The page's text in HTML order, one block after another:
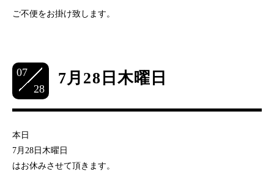
ご不便をお掛け致します。
07
28
7月28日木曜日
本日
7月28日木曜日
はお休みさせて頂きます。